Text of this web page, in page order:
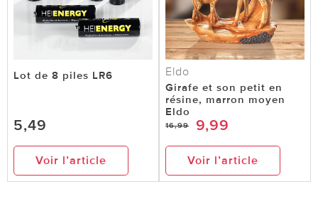
Lot de 8 piles LR6
5,49
Voir l’article
Eldo
Girafe et son petit en
résine, marron moyen
Eldo
16,99 9,99
Voir l’article